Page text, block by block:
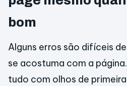
bom
Alguns erros são difíceis
se acostuma com a
tudo com olhos de